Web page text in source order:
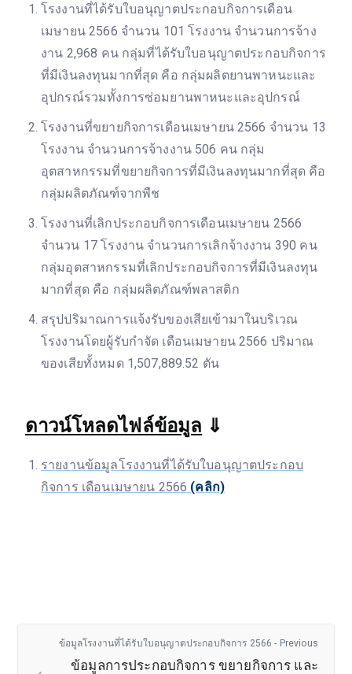
โรงงานที่ได้รับใบอนุญาตประกอบกิจการเดือน
เมษายน 2566 จำนวน 101 โรงงาน จำนวนการจ้าง
งาน 2,968 คน กลุ่มที่ได้รับใบอนุญาตประกอบกิจการ
ที่มีเงินลงทุนมากที่สุด คือ กลุ่มผลิตยานพาหนะและ
อุปกรณ์รวมทั้งการซ่อมยานพาหนะและอุปกรณ์
โรงงานที่ขยายกิจการเดือนเมษายน 2566 จำนวน 13
โรงงาน จำนวนการจ้างงาน 506 คน กลุ่ม
อุตสาหกรรมที่ขยายกิจการที่มีเงินลงทุนมากที่สุด คือ
กลุ่มผลิตภัณฑ์จากพืช
โรงงานที่เลิกประกอบกิจการเดือนเมษายน 2566
จำนวน 17 โรงงาน จำนวนการเลิกจ้างงาน 390 คน
กลุ่มอุตสาหกรรมที่เลิกประกอบกิจการที่มีเงินลงทุน
มากที่สุด คือ กลุ่มผลิตภัณฑ์พลาสติก
สรุปปริมาณการแจ้งรับของเสียเข้ามาในบริเวณ
โรงงานโดยผู้รับกำจัด เดือนเมษายน 2566 ปริมาณ
ของเสียทั้งหมด 1,507,889.52 ตัน
ดาวน์โหลดไฟล์ข้อมูล ⇓
รายงานข้อมูลโรงงานที่ได้รับใบอนุญาตประกอบ
กิจการ เดือนเมษายน 2566 (คลิก)
ข้อมูลโรงงานที่ได้รับใบอนุญาตประกอบกิจการ 2566 - Previous
ข้อมูลการประกอบกิจการ ขยายกิจการ และ